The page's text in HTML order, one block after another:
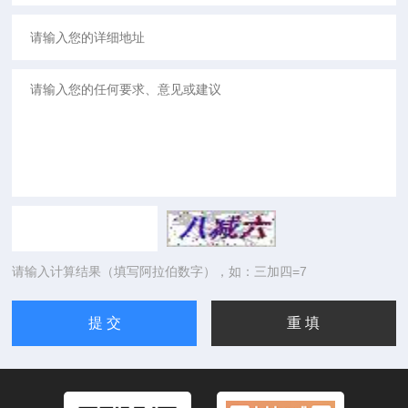
请输入计算结果（填写阿拉伯数字），如：三加四=7